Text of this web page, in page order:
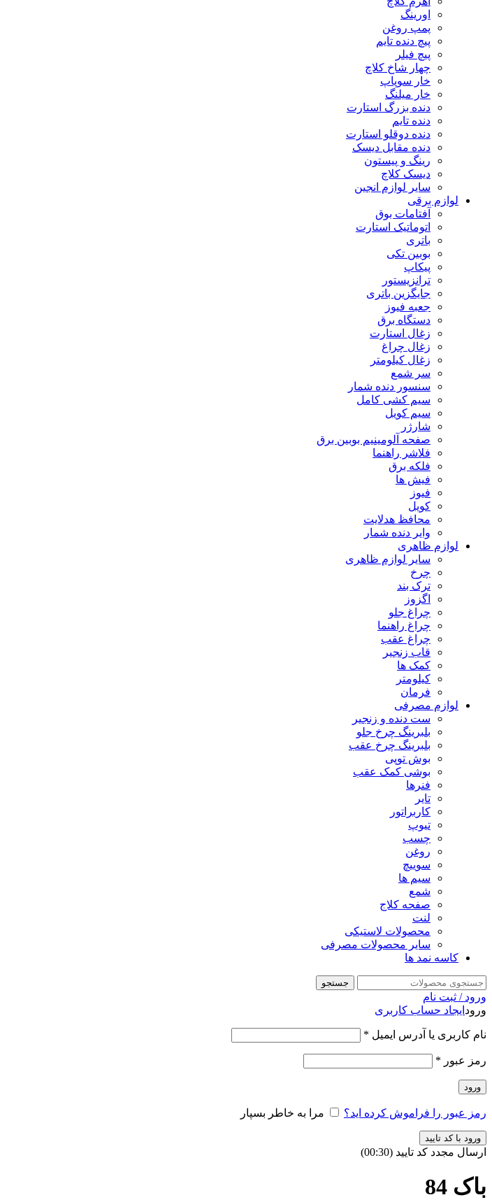
اورینگ
پمپ روغن
پیچ دنده تایم
پیچ فیلر
چهار شاخ کلاچ
خار سوپاپ
خار میلنگ
دنده بزرگ استارت
دنده تایم
دنده دوقلو استارت
دنده مقابل دیسک
رینگ و پیستون
دیسک کلاچ
سایر لوازم انجین
لوازم برقی
آفتامات بوق
اتوماتیک استارت
باتری
بوبین تکی
پیکاپ
ترانزیستور
جایگزین باتری
جعبه فیوز
دستگاه برق
زغال استارت
زغال چراغ
زغال کیلومتر
سر شمع
سنسور دنده شمار
سیم کشی کامل
سیم کویل
شارژر
صفحه آلومینیم بوبین برق
فلاشر راهنما
فلکه برق
فیش ها
فیوز
کویل
محافظ هدلایت
وایر دنده شمار
لوازم ظاهری
سایر لوازم ظاهری
چرخ
ترک بند
اگزوز
چراغ جلو
چراغ راهنما
چراغ عقب
قاب زنجیر
کمک ها
کیلومتر
فرمان
لوازم مصرفی
ست دنده و زنجیر
بلبرینگ چرخ جلو
بلبرینگ چرخ عقب
بوش توپی
بوشی کمک عقب
فنرها
تایر
کاربراتور
تیوپ
چسب
روغن
سوییچ
سیم ها
شمع
صفحه کلاج
لنت
محصولات لاستیکی
سایر محصولات مصرفی
کاسه نمد ها
جستجو
ورود / ثبت نام
ورود ایجاد حساب کاربری
نام کاربری یا آدرس ایمیل *
رمز عبور *
ورود
رمز عبور را فراموش کرده اید؟ مرا به خاطر بسپار
ورود با کد تایید
ارسال مجدد کد تایید (00:
30
)
باک 84